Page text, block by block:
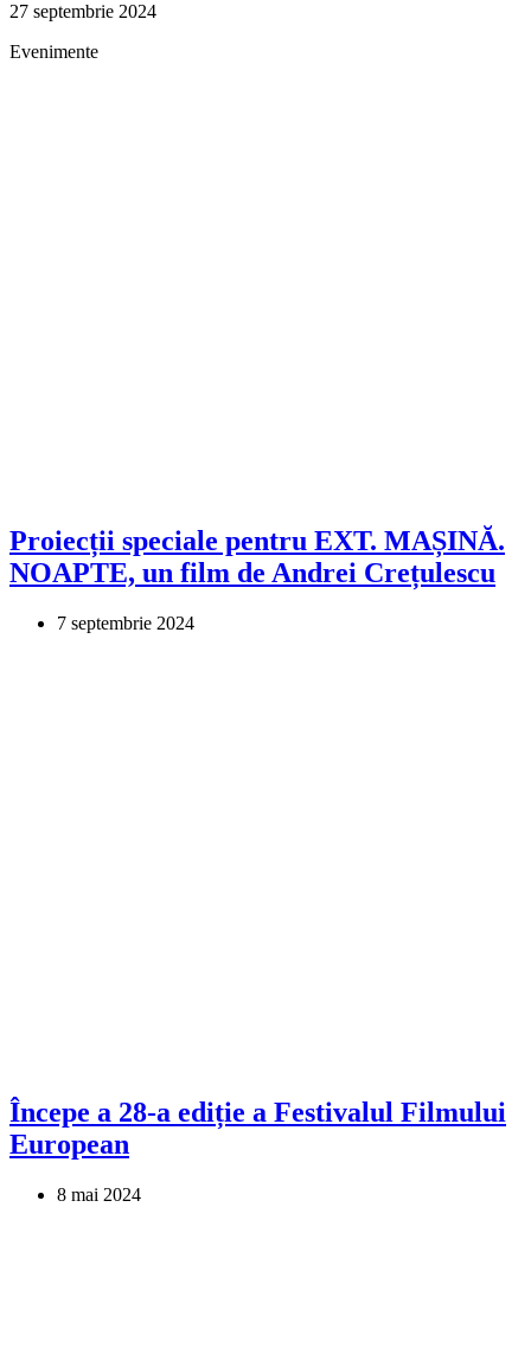
27 septembrie 2024
Evenimente
Proiecții speciale pentru EXT. MAȘINĂ.
NOAPTE, un film de Andrei Crețulescu
7 septembrie 2024
Începe a 28-a ediție a Festivalul Filmului
European
8 mai 2024